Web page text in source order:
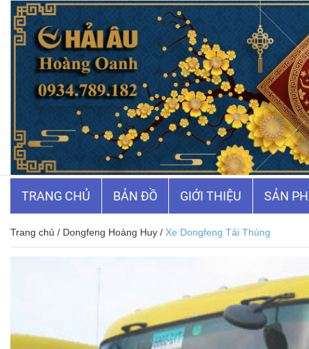
☰
TRANG CHỦ BẢN ĐỒ GIỚI THIỆU SẢN
Trang chủ / Dongfeng Hoàng Huy / Xe Dongfeng Tải Thùng